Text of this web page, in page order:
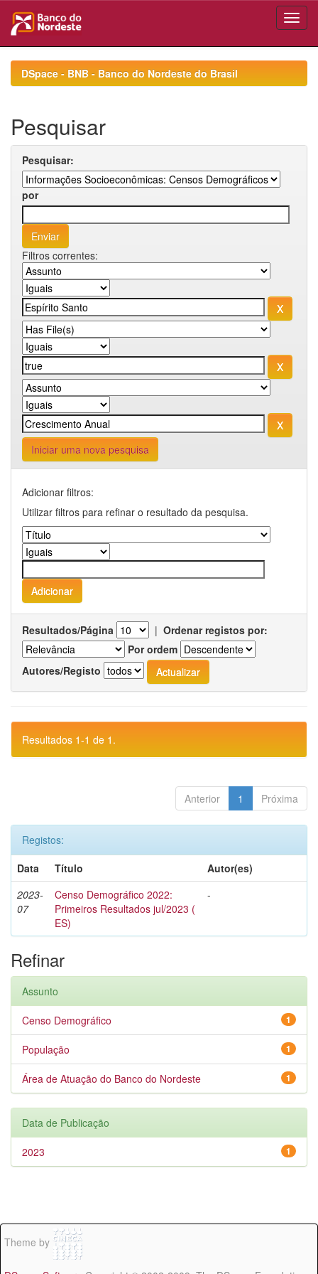
navigationDSpace - BNB - Banco do Nordeste do Brasil
Pesquisar
Pesquisar:
por
Filtros correntes:
Iniciar uma nova pesquisa
Adicionar filtros:
Utilizar filtros para refinar o resultado da pesquisa.
Resultados/Página | Ordenar registos por:
Por ordem
Autores/Registo
Resultados 1-1 de 1.
Anterior 1 Próxima
Registos:
Data
Título
Autor(es)
2023-
07
Censo Demográfico 2022:
Primeiros Resultados jul/2023 (
ES)
-
Refinar
Assunto
1
Censo Demográfico
1
População
1
Área de Atuação do Banco do Nordeste
Data de Publicação
1
2023
Theme by